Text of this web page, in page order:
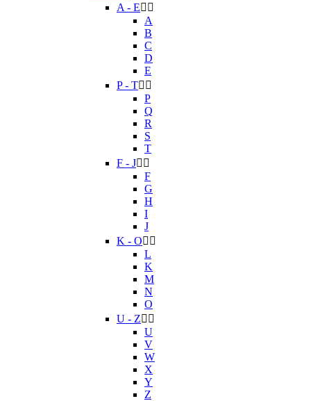
A - E 
A
B
C
D
E
P - T 
P
Q
R
S
T
F - J 
F
G
H
I
J
K - O 
L
K
M
N
O
U - Z 
U
V
W
X
Y
Z